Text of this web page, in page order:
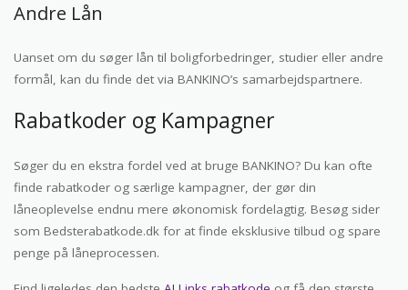
Andre Lån
Uanset om du søger lån til boligforbedringer, studier eller andre
formål, kan du finde det via BANKINO’s samarbejdspartnere.
Rabatkoder og Kampagner
Søger du en ekstra fordel ved at bruge BANKINO? Du kan ofte
finde rabatkoder og særlige kampagner, der gør din
låneoplevelse endnu mere økonomisk fordelagtig. Besøg sider
som Bedsterabatkode.dk for at finde eksklusive tilbud og spare
penge på låneprocessen.